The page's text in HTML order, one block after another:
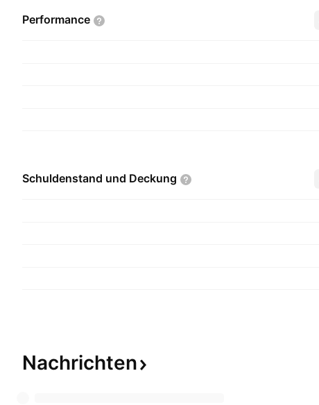
Performance
Schuldenstand und Deckung
Nachrichten